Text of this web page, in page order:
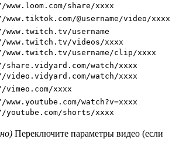
share/xxxx
@username/video/xxxx
username
videos/xxxx
username/clip/xxxx
watch/xxxx
watch/xxxx
xxxx
watch?v=xxxx
shorts/xxxx
Переключите параметры видео (если